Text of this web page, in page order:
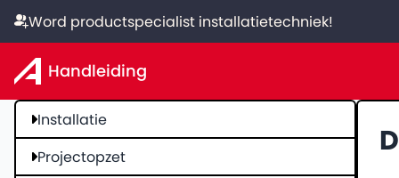
Word productspecialist installatietechniek!
Handleiding
Installatie
Projectopzet